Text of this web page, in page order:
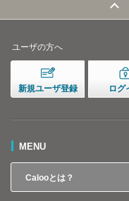
ユーザの方へ
新規ユーザ登録 ログ
MENU
Calooとは？